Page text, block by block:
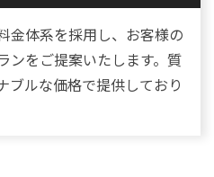
金体系を採用し、お客様の
ンをご提案いたします。質
ブルな価格で提供しており